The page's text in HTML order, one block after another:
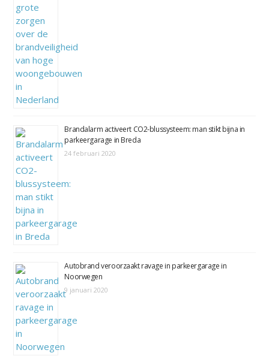
Brandalarm activeert CO2-blussysteem: man stikt bijna in
parkeergarage in Breda
24 februari 2020
Autobrand veroorzaakt ravage in parkeergarage in
Noorwegen
9 januari 2020